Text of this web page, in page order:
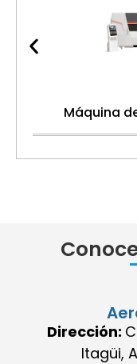
Máquina
Dirección:
Itagüi,